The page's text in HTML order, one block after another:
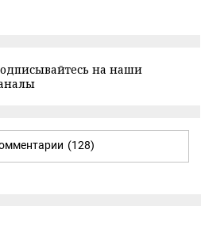
на наши
(128)